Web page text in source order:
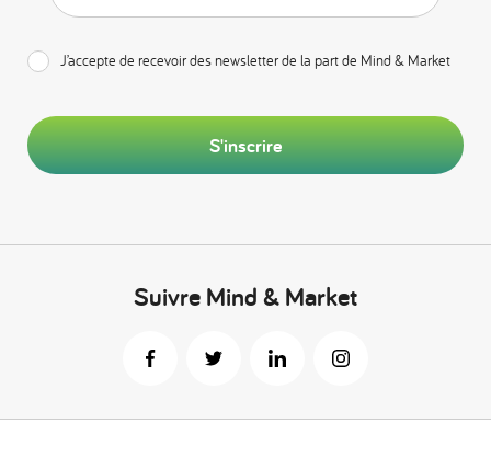
J’accepte de recevoir des newsletter de la part de Mind & Market
S'inscrire
Suivre Mind & Market